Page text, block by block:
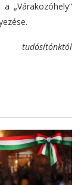
„Várakozóhely”
tudósítónktól